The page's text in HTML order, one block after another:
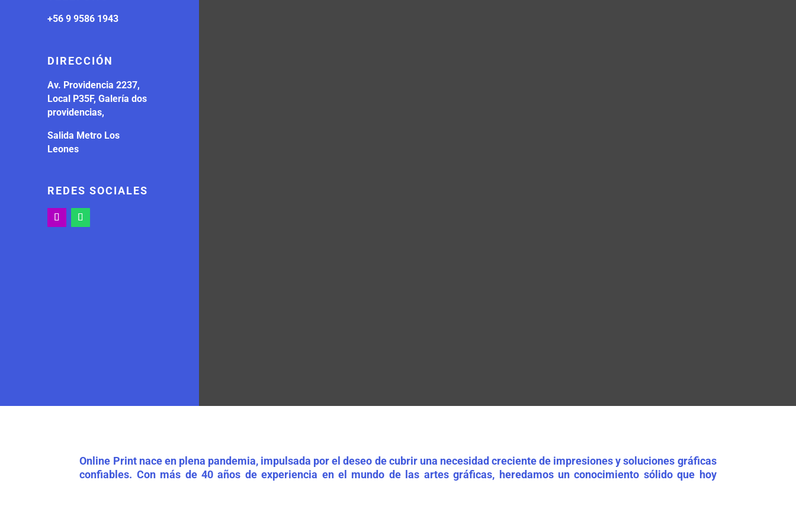
+56 9 9586 1943
DIRECCIÓN
Av. Providencia 2237,
Local P35F, Galería dos
providencias,
Salida Metro Los
Leones
REDES SOCIALES
Online Print nace en plena pandemia, impulsada por el deseo de cubrir una necesidad creciente de impresiones y soluciones gráficas
confiables. Con más de 40 años de experiencia en el mundo de las artes gráficas, heredamos un conocimiento sólido que hoy